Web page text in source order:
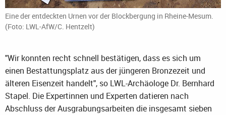
Eine der entdeckten Urnen vor der Blockbergung in Rheine-Mesum.
(Foto: LWL-AfW/C. Hentzelt)
"Wir konnten recht schnell bestätigen, dass es sich um
einen Bestattungsplatz aus der jüngeren Bronzezeit und
älteren Eisenzeit handelt", so LWL-Archäologe Dr. Bernhard
Stapel. Die Expertinnen und Experten datieren nach
Abschluss der Ausgrabungsarbeiten die insgesamt sieben